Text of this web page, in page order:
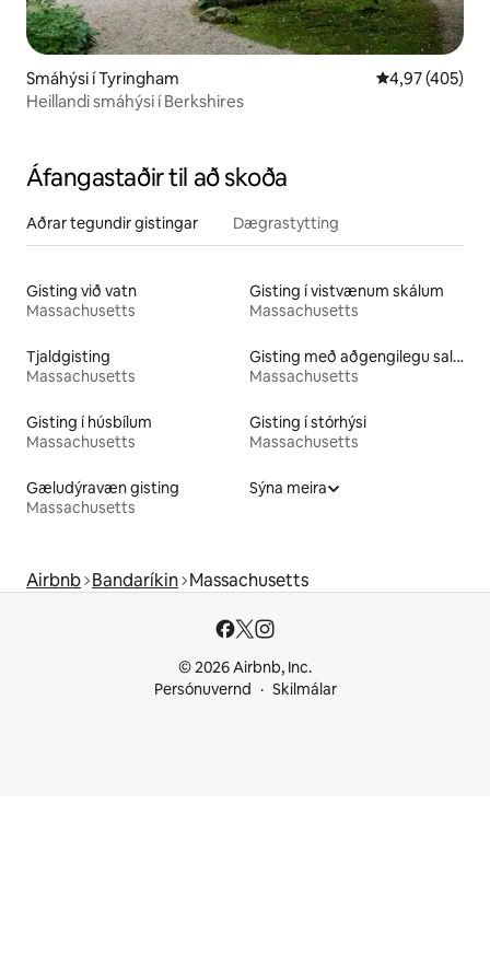
Smáhýsi í Tyringham 4,97 af 5 í
4,97 (405)
Heillandi smáhýsi í Berkshires
Áfangastaðir til að skoða
Aðrar tegundir gistingar Dægrastytting
Gisting við vatn
Massachusetts
Gisting í vistvænum skálum
Massachusetts
Tjaldgisting
Massachusetts
Gisting með aðgengilegu salerni
Massachusetts
Gisting í húsbílum
Massachusetts
Gisting í stórhýsi
Massachusetts
Gæludýravæn gisting
Massachusetts
Sýna meira
Airbnb Bandaríkin Massachusetts
© 2026 Airbnb, Inc.
Persónuvernd
Skilmálar